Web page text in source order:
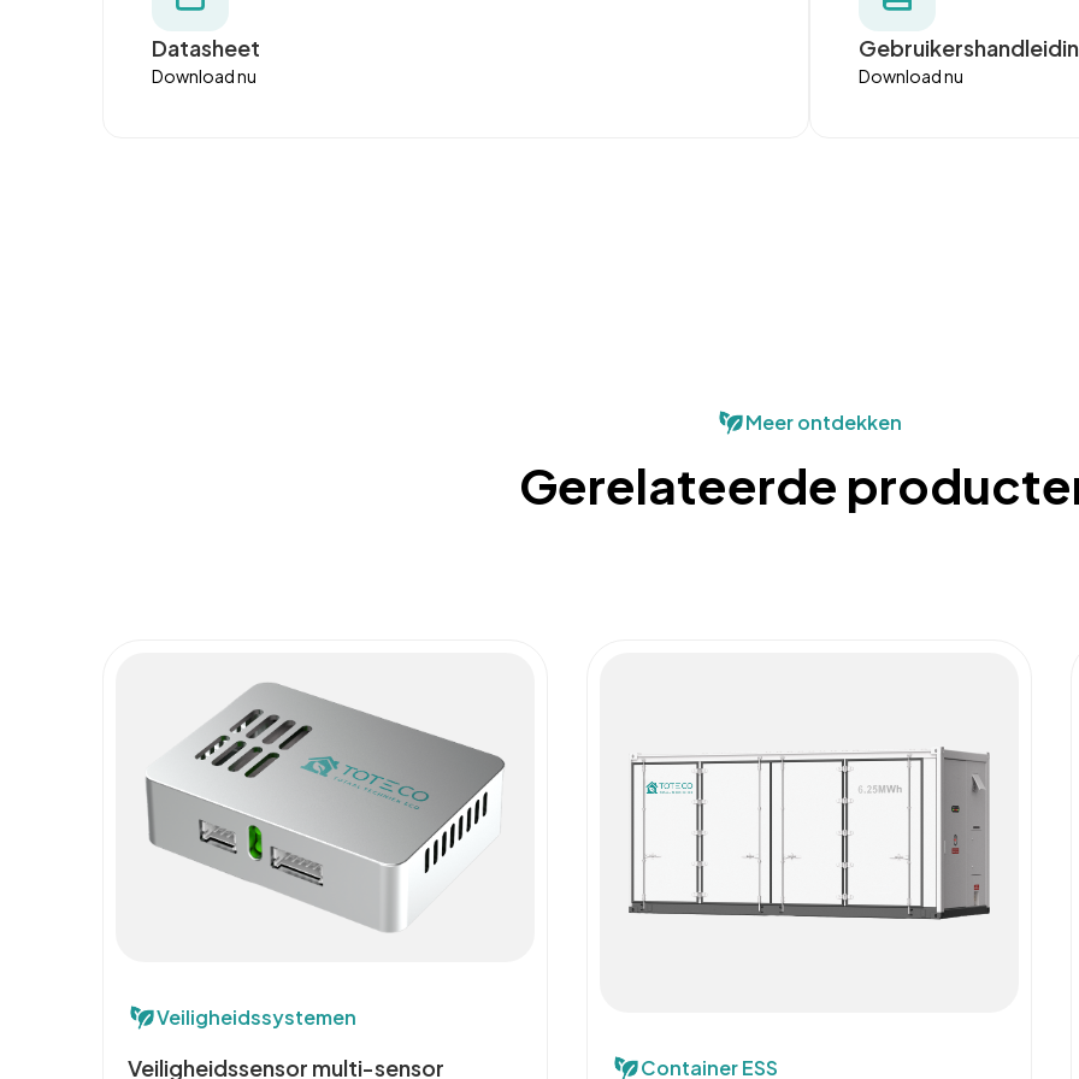
Datasheet
Download nu Download nu
Meer ontdekken
Gerelateerde
Veiligheidssystemen
Veiligheidssensor multi-sensor Container ESS